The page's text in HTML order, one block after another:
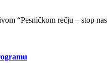
“Pesničkom rečju – stop